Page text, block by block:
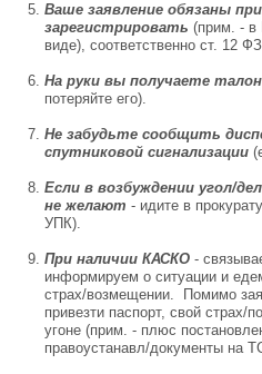
Ваше заявление обязаны
зарегистрировать (прим. - в
виде), соответственно ст. 12
На руки вы получаете
потеряйте его).
Не забудьте сообщить
спутниковой сигнализации
Если в возбуждении угол/
не желают - идите в
УПК).
При наличии КАСКО -
информируем о ситуации и
страх/возмещении. Помимо
привезти паспорт, свой страх/
угоне (прим. - плюс
правоустанавл/документы на